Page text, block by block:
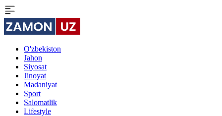
O'zbekiston
Jahon
Siyosat
Jinoyat
Madaniyat
Sport
Salomatlik
Lifestyle